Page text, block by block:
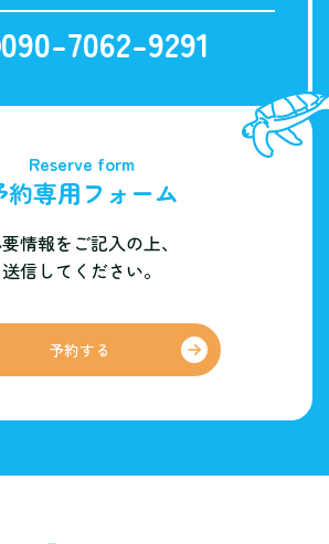
090-7062-9291
Reserve form
約専用フォーム
情報をご記入の上、
送信してください。
予約する